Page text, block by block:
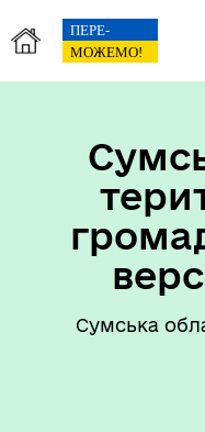
Сумська